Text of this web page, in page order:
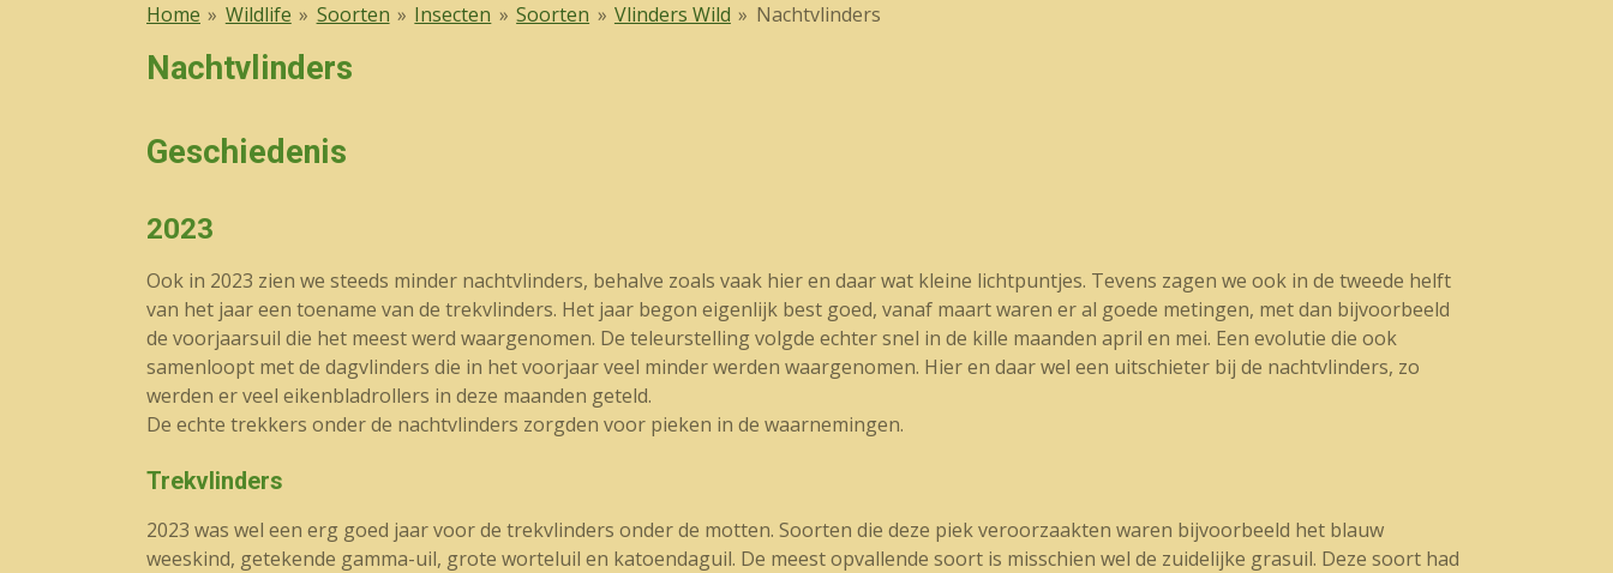
Home » Wildlife » Soorten » Insecten » Soorten » Vlinders Wild » Nachtvlinders
Nachtvlinders
Geschiedenis
2023
Ook in 2023 zien we steeds minder nachtvlinders, behalve zoals vaak hier en daar wat kleine lichtpuntjes. Tevens zagen we ook in de tweede helft
van het jaar een toename van de trekvlinders. Het jaar begon eigenlijk best goed, vanaf maart waren er al goede metingen, met dan bijvoorbeeld
de voorjaarsuil die het meest werd waargenomen. De teleurstelling volgde echter snel in de kille maanden april en mei. Een evolutie die ook
samenloopt met de dagvlinders die in het voorjaar veel minder werden waargenomen. Hier en daar wel een uitschieter bij de nachtvlinders, zo
werden er veel eikenbladrollers in deze maanden geteld.
De echte trekkers onder de nachtvlinders zorgden voor pieken in de waarnemingen.
Trekvlinders
2023 was wel een erg goed jaar voor de trekvlinders onder de motten. Soorten die deze piek veroorzaakten waren bijvoorbeeld het blauw
weeskind, getekende gamma-uil, grote worteluil en katoendaguil. De meest opvallende soort is misschien wel de zuidelijke grasuil. Deze soort had